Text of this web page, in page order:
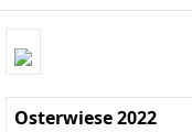
Osterwiese 2022